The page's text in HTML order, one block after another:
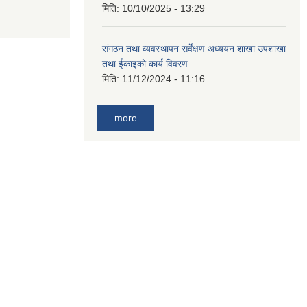
मिति: 10/10/2025 - 13:29
संगठन तथा व्यवस्थापन सर्वेक्षण अध्ययन शाखा उपशाखा
तथा ईकाइको कार्य विवरण
मिति: 11/12/2024 - 11:16
more